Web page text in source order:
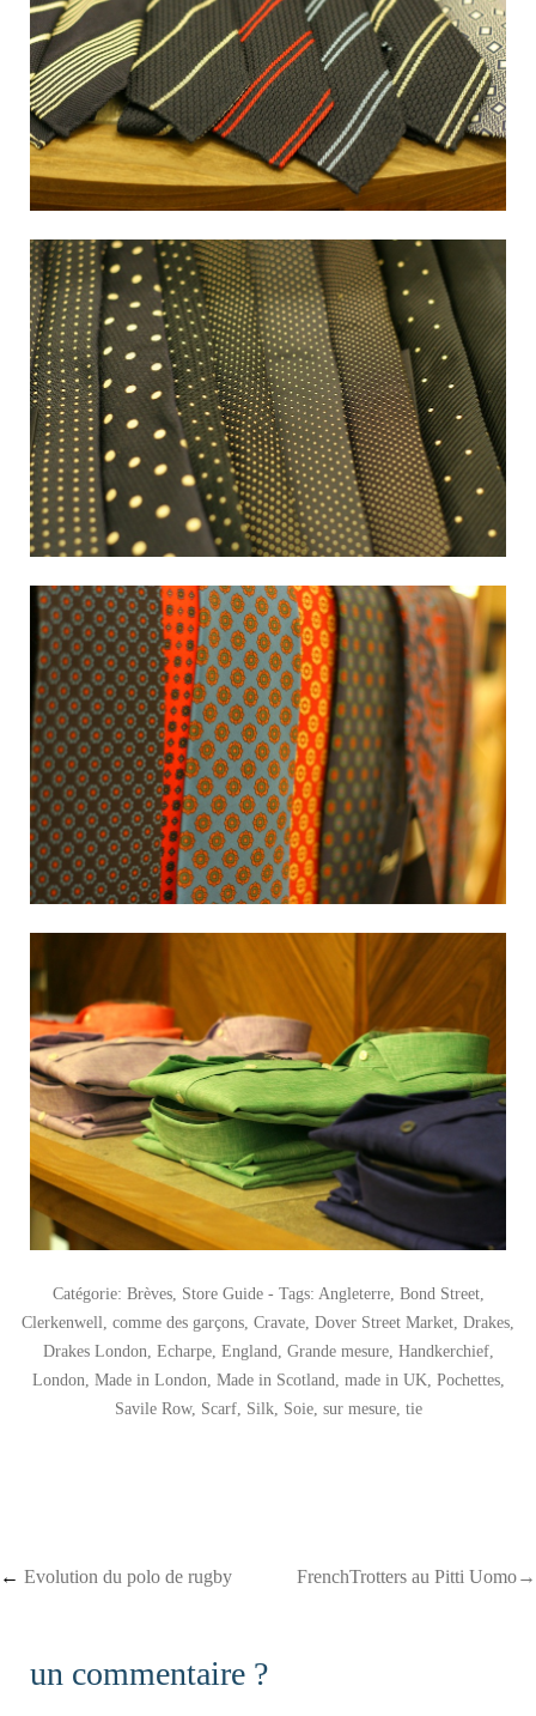
Catégorie: Brèves, Store Guide- Tags: Angleterre, Bond Street,
Clerkenwell comme des garçons Cravate Dover Street Market Drakes
Drakes London Echarpe, England Grande mesure, Handkerchief,
London Made in London Made in Scotland made in UK Pochettes,
Savile Row, Scarf, Silk, Soie, sur mesure, tie
Post navigation
← Evolution du polo de rugby FrenchTrotters au Pitti Uomo→
un commentaire ?